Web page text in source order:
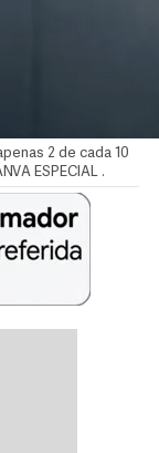
2 de cada 10
ESPECIAL .